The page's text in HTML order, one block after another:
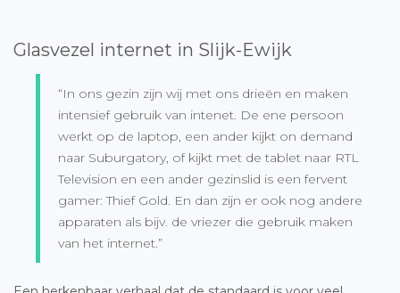
Glasvezel internet in Slijk-Ewijk
“In ons gezin zijn wij met ons drieën en maken
intensief gebruik van intenet. De ene persoon
werkt op de laptop, een ander kijkt on demand
naar Suburgatory, of kijkt met de tablet naar RTL
Television en een ander gezinslid is een fervent
gamer: Thief Gold. En dan zijn er ook nog andere
apparaten als bijv. de vriezer die gebruik maken
van het internet.”